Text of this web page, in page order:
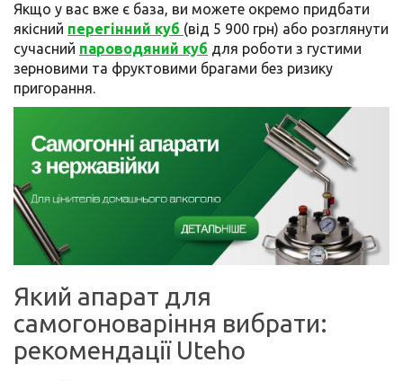
Якщо у вас вже є база, ви можете окремо придбати
якісний перегінний куб (від 5 900 грн) або розглянути
сучасний пароводяний куб для роботи з густими
зерновими та фруктовими брагами без ризику
пригорання.
Який апарат для
самогоноваріння вибрати:
рекомендації Uteho